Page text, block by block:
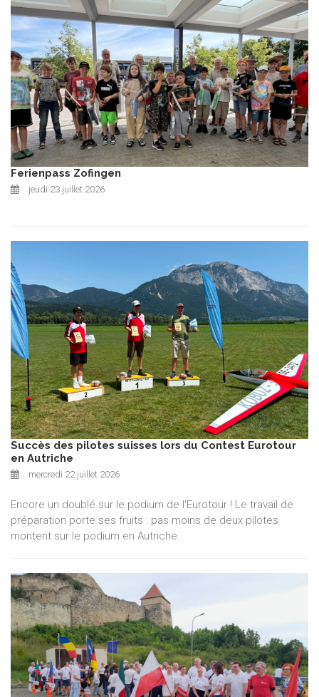
Ferienpass Zofingen
jeudi 23 juillet 2026
Succès des pilotes suisses lors du Contest Eurotour
en Autriche
mercredi 22 juillet 2026
Encore un doublé sur le podium de l'Eurotour ! Le travail de
préparation porte ses fruits : pas moins de deux pilotes
montent sur le podium en Autriche.